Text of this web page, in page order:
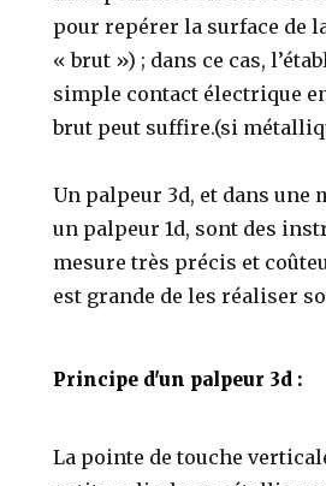
pour repérer la surface de
« brut ») ; dans ce cas,
simple contact électrique
brut peut suffire.(si
Un palpeur 3d, et dans une
un palpeur 1d, sont des
mesure très précis et
est grande de les réaliser
Principe d'un palpeur 3d :
La pointe de touche